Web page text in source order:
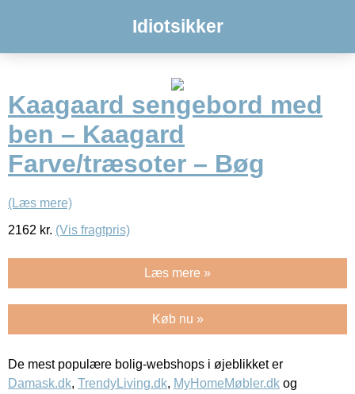
Idiotsikker
Kaagaard sengebord med
ben – Kaagard
Farve/træsoter – Bøg
(Læs mere)
2162 kr. (Vis fragtpris)
Læs mere »
Køb nu »
De mest populære bolig-webshops i øjeblikket er
Damask.dk, TrendyLiving.dk, MyHomeMøbler.dk og